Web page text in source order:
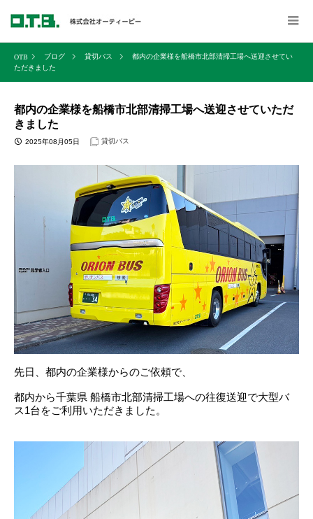
ブログ 貸切バス
都内の企業様を船橋市北部清掃工場へ送迎させてい
ただきました
都内の企業様を船橋市北部清掃工場へ送迎させていただ
きました
2025年08月05日 貸切バス
先日、都内の企業様からのご依頼で、
都内から千葉県 船橋市北部清掃工場への往復送迎で大型バ
ス1台をご利用いただきました。